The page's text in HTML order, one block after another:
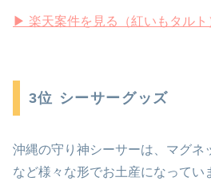
▶ 楽天案件を見る（紅いもタルト
3位 シーサーグッズ
沖縄の守り神シーサーは、マグネ
など様々な形でお土産になってい